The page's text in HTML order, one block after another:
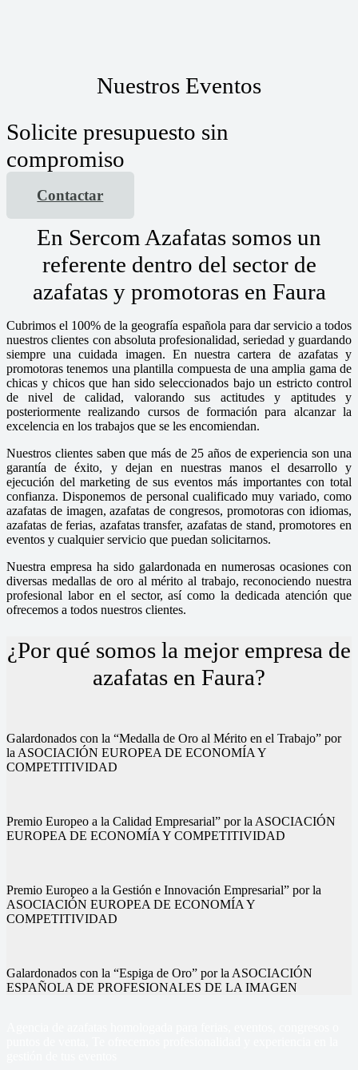
Nuestros Eventos
Solicite presupuesto sin
compromiso
Contactar
En Sercom Azafatas somos un
referente dentro del sector de
azafatas y promotoras en Faura
Cubrimos el 100% de la geografía española para dar servicio a todos
nuestros clientes con absoluta profesionalidad, seriedad y guardando
siempre una cuidada imagen. En nuestra cartera de azafatas y
promotoras tenemos una plantilla compuesta de una amplia gama de
chicas y chicos que han sido seleccionados bajo un estricto control
de nivel de calidad, valorando sus actitudes y aptitudes y
posteriormente realizando cursos de formación para alcanzar la
excelencia en los trabajos que se les encomiendan.
Nuestros clientes saben que más de 25 años de experiencia son una
garantía de éxito, y dejan en nuestras manos el desarrollo y
ejecución del marketing de sus eventos más importantes con total
confianza. Disponemos de personal cualificado muy variado, como
azafatas de imagen, azafatas de congresos, promotoras con idiomas,
azafatas de ferias, azafatas transfer, azafatas de stand, promotores en
eventos y cualquier servicio que puedan solicitarnos.
Nuestra empresa ha sido galardonada en numerosas ocasiones con
diversas medallas de oro al mérito al trabajo, reconociendo nuestra
profesional labor en el sector, así como la dedicada atención que
ofrecemos a todos nuestros clientes.
¿Por qué somos la mejor empresa de
azafatas en Faura?
Galardonados con la “Medalla de Oro al Mérito en el Trabajo” por
la ASOCIACIÓN EUROPEA DE ECONOMÍA Y
COMPETITIVIDAD
Premio Europeo a la Calidad Empresarial” por la ASOCIACIÓN
EUROPEA DE ECONOMÍA Y COMPETITIVIDAD
Premio Europeo a la Gestión e Innovación Empresarial” por la
ASOCIACIÓN EUROPEA DE ECONOMÍA Y
COMPETITIVIDAD
Galardonados con la “Espiga de Oro” por la ASOCIACIÓN
ESPAÑOLA DE PROFESIONALES DE LA IMAGEN